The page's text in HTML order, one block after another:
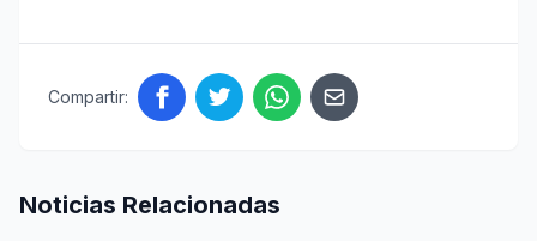
Compartir:
Noticias Relacionadas